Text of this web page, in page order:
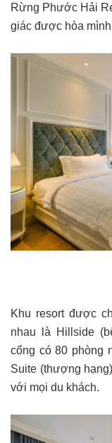
Rừng Phước Hải
giác được hòa
Khu resort được
nhau là Hillside
cổng có 80 phòng
Suite (thượng
với mọi du khách.